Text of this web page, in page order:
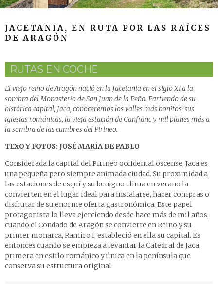
JACETANIA, EN RUTA POR LAS RAÍCES
DE ARAGÓN
RUTAS EN COCHE
El viejo reino de Aragón nació en la Jacetania en el siglo XI a la
sombra del Monasterio de San Juan de la Peña. Partiendo de su
histórica capital, Jaca, conoceremos los valles más bonitos; sus
iglesias románicas, la vieja estación de Canfranc y mil planes más a
la sombra de las cumbres del Pirineo.
TEXO Y FOTOS: JOSÉ MARÍA DE PABLO
Considerada la capital del Pirineo occidental oscense, Jaca es
una pequeña pero siempre animada ciudad. Su proximidad a
las estaciones de esquí y su benigno clima en verano la
convierten en el lugar ideal para instalarse, hacer compras o
disfrutar de su enorme oferta gastronómica. Este papel
protagonista lo lleva ejerciendo desde hace más de mil años,
cuando el Condado de Aragón se convierte en Reino y su
primer monarca, Ramiro I, estableció en ella su capital. Es
entonces cuando se empieza a levantar laCatedral de Jaca,
primera en estilo románico y única en la península que
conserva su estructura original.